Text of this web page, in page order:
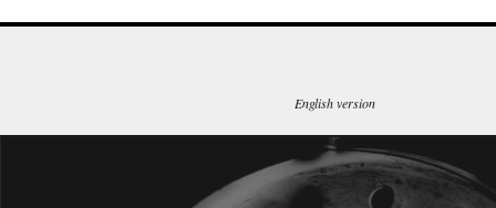
English version